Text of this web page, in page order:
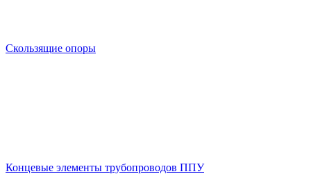
Скользящие опоры
Концевые элементы трубопроводов ППУ